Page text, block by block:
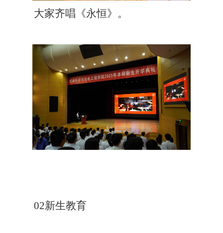
大家齐唱《永恒》。
02新生教育